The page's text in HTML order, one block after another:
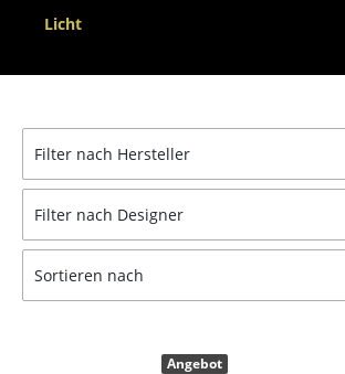
Bürodrehstühle
Einzelteile
... alle Sitzmöbel
Tische
Esstische
Licht
Filter nach Hersteller
Filter nach Designer
Sortieren nach
Angebot